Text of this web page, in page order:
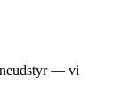
— vi